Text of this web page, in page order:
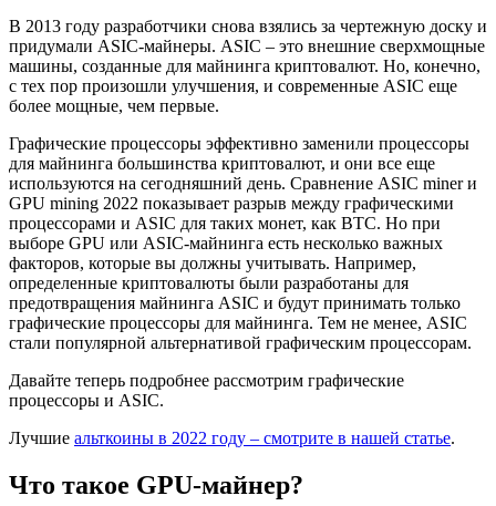
В 2013 году разработчики снова взялись за чертежную доску и
придумали ASIC-майнеры. ASIC – это внешние сверхмощные
машины, созданные для майнинга криптовалют. Но, конечно,
с тех пор произошли улучшения, и современные ASIC еще
более мощные, чем первые.
Графические процессоры эффективно заменили процессоры
для майнинга большинства криптовалют, и они все еще
используются на сегодняшний день. Сравнение ASIC miner и
GPU mining 2022 показывает разрыв между графическими
процессорами и ASIC для таких монет, как BTC. Но при
выборе GPU или ASIC-майнинга есть несколько важных
факторов, которые вы должны учитывать. Например,
определенные криптовалюты были разработаны для
предотвращения майнинга ASIC и будут принимать только
графические процессоры для майнинга. Тем не менее, ASIC
стали популярной альтернативой графическим процессорам.
Давайте теперь подробнее рассмотрим графические
процессоры и ASIC.
Лучшие альткоины в 2022 году – смотрите в нашей статье.
Что такое GPU-майнер?